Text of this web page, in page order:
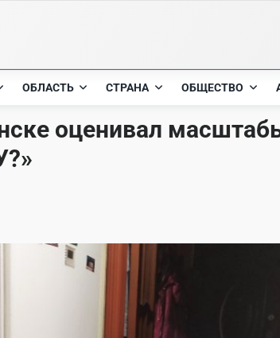
ОБЛАСТЬ СТРАНА ОБЩЕСТВО
оценивал